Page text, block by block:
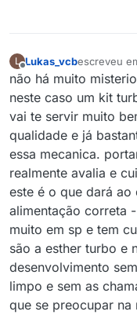
L
Offline
Lukas_vcbescreveu
última
não há muito
neste caso um kit
vai te servir muito
qualidade e já
essa mecanica.
realmente avalia e
este é o que dará
alimentação correta
muito em sp e tem
são a esther turbo e
desenvolvimento
limpo e sem as
que se preocupar